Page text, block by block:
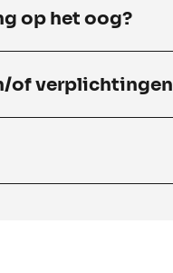
op het oog?
of verplichtingen